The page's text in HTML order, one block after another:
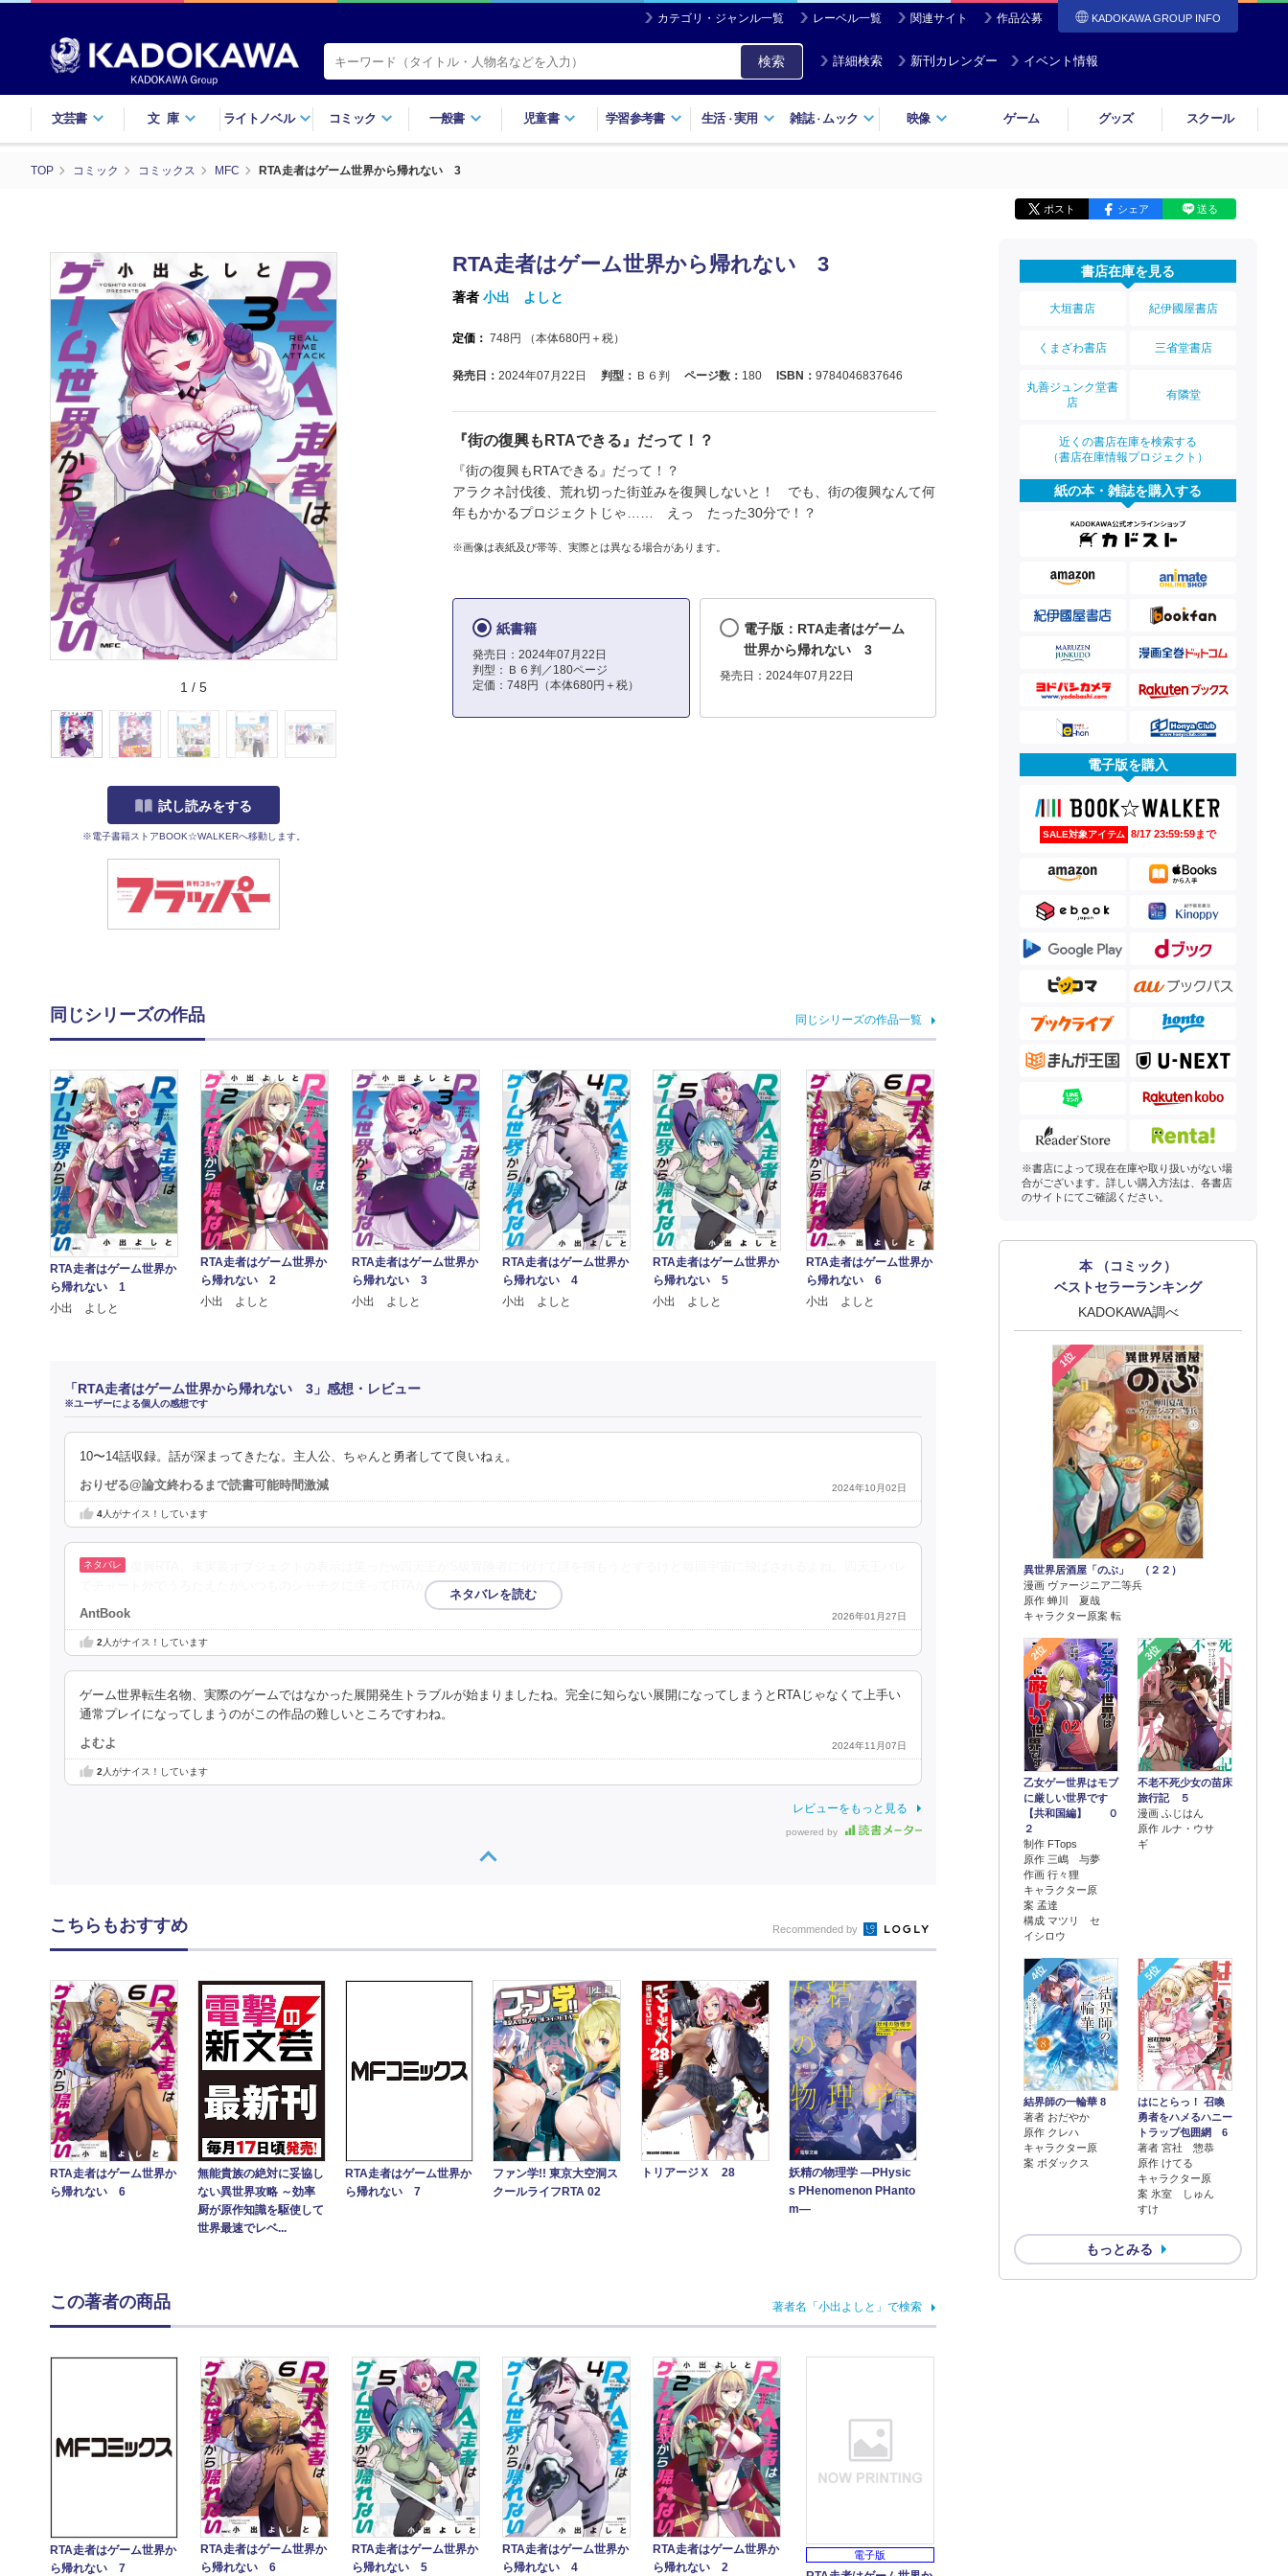
カテゴリ・ジャンル一覧 レーベル一覧 関連サイト 作品公募 KADOKAWA GROUP INFO
検索 詳細検索 新刊カレンダー イベント情報
文芸書 文庫 ライトノベル コミック 一般書 児童書 学習参考書 生活・実用 雑誌・ ムック 映像 ゲーム グッズ スクール
TOP コミック コミックス MFC RTA走者はゲーム世界から帰れない 3
ポスト シェア 送る
1 / 5
試し読みをする
※電子書籍ストアBOOK☆WALKERへ移動します。
RTA走者はゲーム世界から帰れない 3
著者 小出 よしと
定価： 748円 （本体680円＋税）
発売日： 2024年07月22日 判型： Ｂ６判 ページ数： 180 ISBN： 9784046837646
『街の復興もRTAできる』だって！？
『街の復興もRTAできる』だって！？
アラクネ討伐後、荒れ切った街並みを復興しないと！ でも、街の復興なんて何
年もかかるプロジェクトじゃ…… えっ たった30分で！？
※画像は表紙及び帯等、実際とは異なる場合があります。
紙書籍
発売日：2024年07月22日
判型：Ｂ６判／180ページ
定価：748円（本体680円＋税）
電子版：RTA走者はゲーム
世界から帰れない 3
発売日：2024年07月22日
同じシリーズの作品 同じシリーズの作品一覧
RTA走者はゲーム世界か
ら帰れない 1
小出 よしと
RTA走者はゲーム世界か
ら帰れない 2
小出 よしと
RTA走者はゲーム世界か
ら帰れない 3
小出 よしと
RTA走者はゲーム世界か
ら帰れない 4
小出 よしと
RTA走者はゲーム世界か
ら帰れない 5
小出 よしと
RTA走者はゲーム世界か
ら帰れない 6
小出 よしと
「RTA走者はゲーム世界から帰れない 3」感想・レビュー
※ユーザーによる個人の感想です
10〜14話収録。話が深まってきたな。主人公、ちゃんと勇者してて良いねぇ。
おりぜる@論文終わるまで読書可能時間激減 2024年10月02日
4人がナイス！しています
でチャート外でうろたえたがいつものシャチクに戻ってRTAが始まりそう。
AntBook 2026年01月27日
2 人がナイス！しています
ゲーム世界転生名物、実際のゲームではなかった展開発生トラブルが始まりましたね。完全に知らない展開になってしまうとRTAじゃなくて上手い
通常プレイになってしまうのがこの作品の難しいところですわね。
よむよ 2024年11月07日
2 人がナイス！しています
レビューをもっと見る
powered by
書店在庫を見る
大垣書店 紀伊國屋書店
くまざわ書店 三省堂書店
丸善ジュンク堂書
店
有隣堂
近くの書店在庫を検索する
（書店在庫情報プロジェクト）
紙の本・雑誌を購入する
電子版を購入
SALE対象アイテム 8/17 23:59:59まで
※書店によって現在在庫や取り扱いがない場
合がございます。詳しい購入方法は、各書店
のサイトにてご確認ください。
本 （コミック）
ベストセラーランキング
KADOKAWA調べ
1位
異世界居酒屋「のぶ」 （２２）
漫画 ヴァージニア二等兵
原作 蝉川 夏哉
キャラクター原案 転
2位
乙女ゲー世界はモブ
に厳しい世界です
【共和国編】 ０
２
制作 FTops
原作 三嶋 与夢
作画 行々狸
キャラクター原
案 孟達
構成 マツリ セ
イシロウ
3位
不老不死少女の苗床
旅行記 ５
漫画 ふじはん
原作 ルナ・ウサ
ギ
4位
結界師の一輪華 8
著者 おだやか
原作 クレハ
キャラクター原
案 ボダックス
5位
はにとらっ！ 召喚
勇者をハメるハニー
トラップ包囲網 6
著者 宮社 惣恭
原作 けてる
キャラクター原
案 氷室 しゅん
すけ
もっとみる
こちらもおすすめ Recommended by
RTA走者はゲーム世界か
ら帰れない 6
無能貴族の絶対に妥協し
ない異世界攻略 ～効率
厨が原作知識を駆使して
世界最速でレベ...
RTA走者はゲーム世界か
ら帰れない 7
ファン学!! 東京大空洞ス
クールライフRTA 02
トリアージＸ 28
妖精の物理学 ―PHysic
s PHenomenon PHanto
m―
この著者の商品 著者名「小出よしと」で検索
RTA走者はゲーム世界か
ら帰れない 7
RTA走者はゲーム世界か
ら帰れない 6
RTA走者はゲーム世界か
ら帰れない 5
RTA走者はゲーム世界か
ら帰れない 4
RTA走者はゲーム世界か
ら帰れない 2
電子版